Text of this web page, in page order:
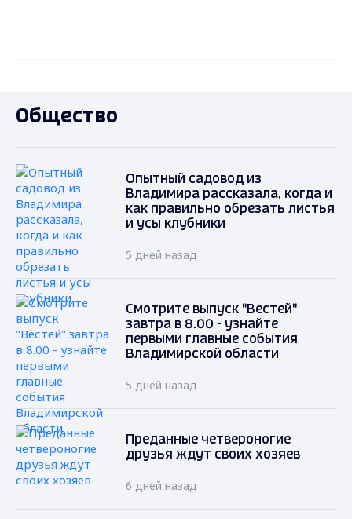
Общество
Опытный садовод из
Владимира рассказала, когда и
как правильно обрезать листья
и усы клубники
5 дней назад
Смотрите выпуск "Вестей"
завтра в 8.00 - узнайте
первыми главные события
Владимирской области
5 дней назад
Преданные четвероногие
друзья ждут своих хозяев
6 дней назад